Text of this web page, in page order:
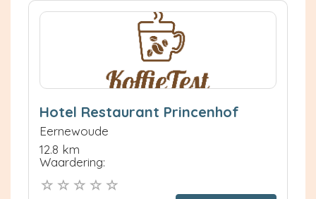
Hotel Restaurant Princenhof
Eernewoude
12.8 km
Waardering: